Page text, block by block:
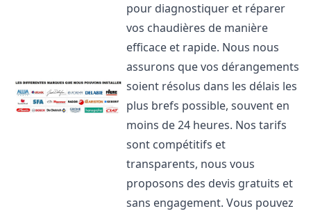
pour diagnostiquer et réparer
vos chaudières de manière
efficace et rapide. Nous nous
assurons que vos dérangements
soient résolus dans les délais les
plus brefs possible, souvent en
moins de 24 heures. Nos tarifs
sont compétitifs et
transparents, nous vous
proposons des devis gratuits et
sans engagement. Vous pouvez